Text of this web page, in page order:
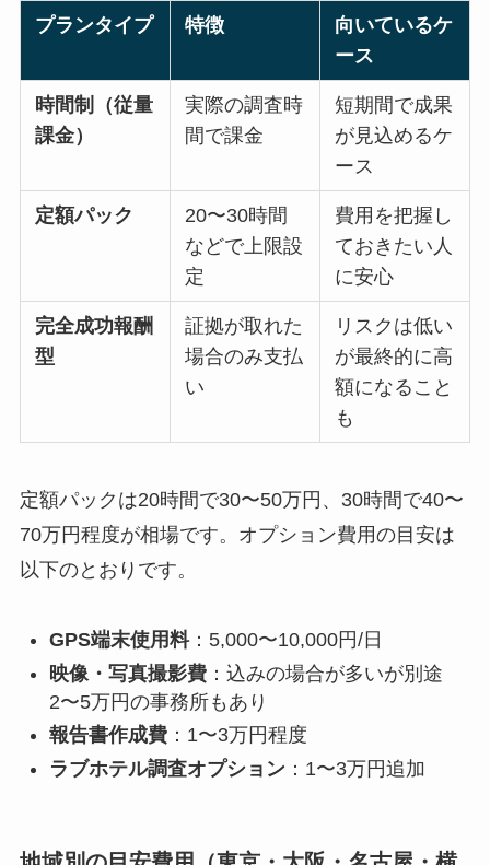
プランタイプ 特徴
向いているケ
ース
時間制（従量
課金）
実際の調査時
間で課金
短期間で成果
が見込めるケ
ース
定額パック
20〜30時間
などで上限設
定
費用を把握し
ておきたい人
に安心
完全成功報酬
型
証拠が取れた
場合のみ支払
い
リスクは低い
が最終的に高
額になること
も
定額パックは20時間で30〜50万円、30時間で40〜
70万円程度が相場です。オプション費用の目安は
以下のとおりです。
GPS端末使用料：5,000〜10,000円/日
映像・写真撮影費：込みの場合が多いが別途
2〜5万円の事務所もあり
報告書作成費：1〜3万円程度
ラブホテル調査オプション：1〜3万円追加